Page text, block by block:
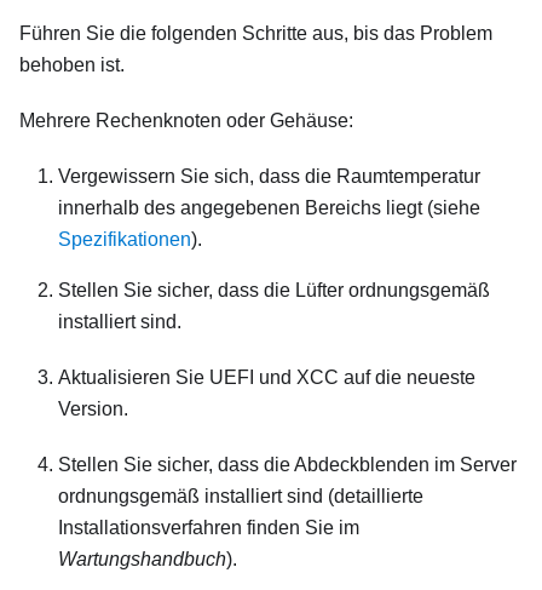
Führen Sie die folgenden Schritte aus, bis das Problem
behoben ist.
Mehrere Rechenknoten oder Gehäuse:
Vergewissern Sie sich, dass die Raumtemperatur
innerhalb des angegebenen Bereichs liegt (siehe
Spezifikationen).
Stellen Sie sicher, dass die Lüfter ordnungsgemäß
installiert sind.
Aktualisieren Sie UEFI und XCC auf die neueste
Version.
Stellen Sie sicher, dass die Abdeckblenden im Server
ordnungsgemäß installiert sind (detaillierte
Installationsverfahren finden Sie im
Wartungshandbuch).